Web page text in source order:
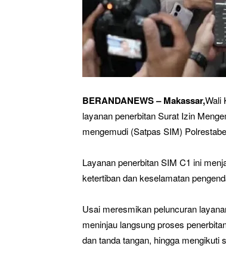
BERANDANEWS – Makassar,Wali
layanan penerbitan Surat Izin
mengemudi (Satpas SIM)
Layanan penerbitan SIM C1 ini
ketertiban dan keselamatan
Usai meresmikan peluncuran
meninjau langsung proses
dan tanda tangan, hingga mengikuti